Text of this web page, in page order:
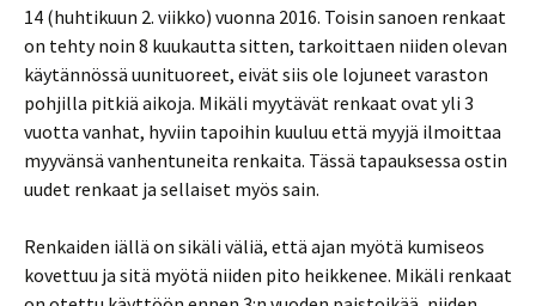
14 (huhtikuun 2. viikko) vuonna 2016. Toisin sanoen renkaat
on tehty noin 8 kuukautta sitten, tarkoittaen niiden olevan
käytännössä uunituoreet, eivät siis ole lojuneet varaston
pohjilla pitkiä aikoja. Mikäli myytävät renkaat ovat yli 3
vuotta vanhat, hyviin tapoihin kuuluu että myyjä ilmoittaa
myyvänsä vanhentuneita renkaita. Tässä tapauksessa ostin
uudet renkaat ja sellaiset myös sain.
Renkaiden iällä on sikäli väliä, että ajan myötä kumiseos
kovettuu ja sitä myötä niiden pito heikkenee. Mikäli renkaat